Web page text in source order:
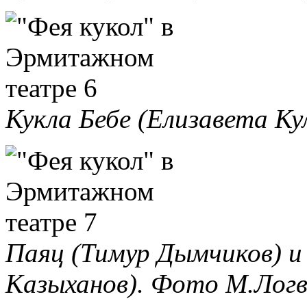
Кукла Бебе (Елизавета
Паяц (Тимур Дымчиков)
Казыханов). Фото